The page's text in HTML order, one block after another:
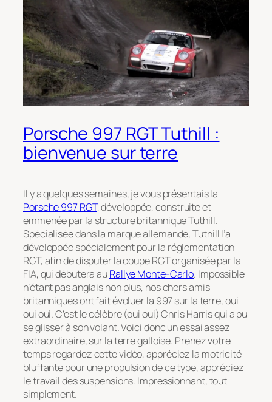
Porsche 997 RGT Tuthill :
bienvenue sur terre
Il y a quelques semaines, je vous présentais la
Porsche 997 RGT, développée, construite et
emmenée par la structure britannique Tuthill.
Spécialisée dans la marque allemande, Tuthill l’a
développée spécialement pour la réglementation
RGT, afin de disputer la coupe RGT organisée par la
FIA, qui débutera auRallye Monte-Carlo. Impossible
n’étant pas anglais non plus, nos chers amis
britanniques ont fait évoluer la 997 sur la terre, oui
oui oui. C’est le célèbre (oui oui) Chris Harris qui a pu
se glisser à son volant. Voici donc un essai assez
extraordinaire, sur la terre galloise. Prenez votre
temps regardez cette vidéo, appréciez la motricité
bluffante pour une propulsion de ce type, appréciez
le travail des suspensions. Impressionnant, tout
simplement.